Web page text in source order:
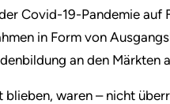
Covid-19-Pandemie auf
in Form von
an den Märkten
waren – nicht